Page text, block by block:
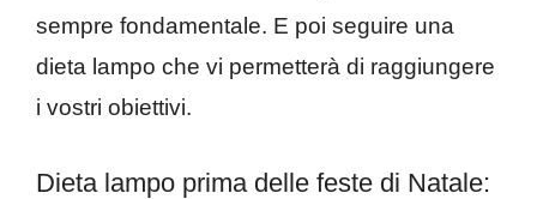
sempre fondamentale. E poi seguire una
dieta lampo che vi permetterà di raggiungere
i vostri obiettivi.
Dieta lampo prima delle feste di Natale: